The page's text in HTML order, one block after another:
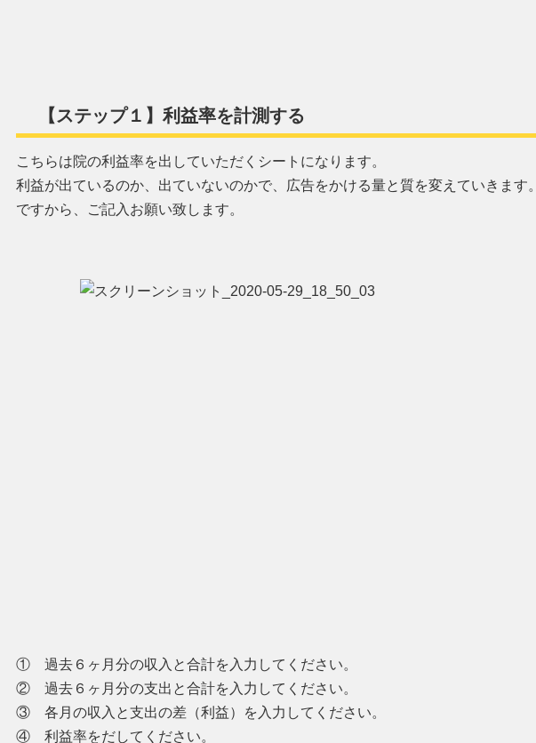
【ステップ１】利益率を計測する
こちらは院の利益率を出していただくシートになります。
利益が出ているのか、出ていないのかで、広告をかける量と質を変えていきます。
ですから、ご記入お願い致します。
① 過去６ヶ月分の収入と合計を入力してください。
② 過去６ヶ月分の支出と合計を入力してください。
③ 各月の収入と支出の差（利益）を入力してください。
④ 利益率をだしてください。